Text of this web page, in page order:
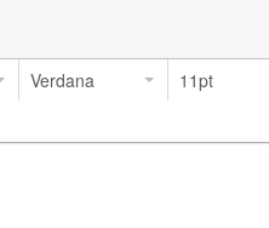
Verdana 11pt